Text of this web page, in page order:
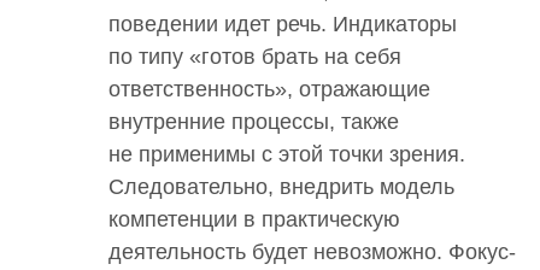
поведении идет речь. Индикаторы
по типу «готов брать на себя
ответственность», отражающие
внутренние процессы, также
не применимы с этой точки зрения.
Следовательно, внедрить модель
компетенции в практическую
деятельность будет невозможно. Фокус-